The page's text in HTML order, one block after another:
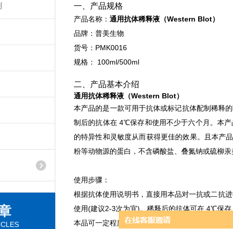
一、产品规格
产品名称： 通用抗体稀释液（Western Blot）
品牌：普美生物
货号：PMK0016
规格： 100ml/500ml
二、产品基本介绍
通用抗体稀释液（Western Blot）
本产品的是一款可用于抗体或标记抗体配制稀释
制后的抗体在 4℃保存和使用不少于六个月。本
的特异性和灵敏度从而获得更佳的效果。且本产
粉等动物源的蛋白，不含磷酸盐、叠氮钠或硫柳
使用步骤：
根据抗体使用说明书，直接用本品对一抗或二抗
使用(建议2-3次为宜)。稀释后的抗体可在 4℃保存
本品可一定程度缩短抗体孵育时间，从而提高实